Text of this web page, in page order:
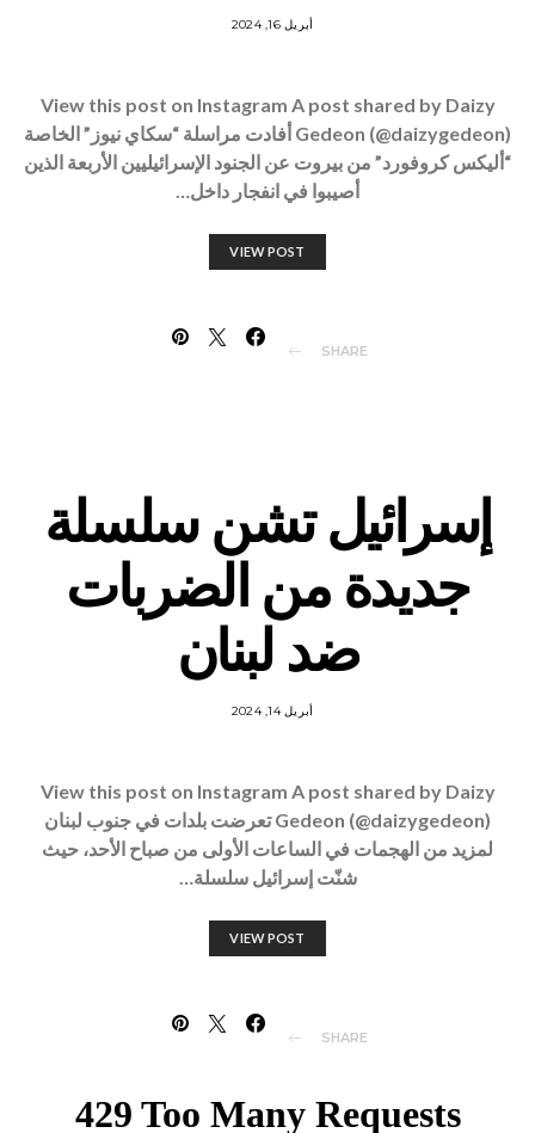
أبريل 16, 2024
View this post on Instagram A post shared by Daizy
Gedeon (@daizygedeon) أفادت مراسلة “سكاي نيوز” الخاصة
“أليكس كروفورد” من بيروت عن الجنود الإسرائيليين الأربعة الذين
أصيبوا في انفجار داخل…
VIEW POST
SHARE
إسرائيل تشن سلسلة
جديدة من الضربات
ضد لبنان
أبريل 14, 2024
View this post on Instagram A post shared by Daizy
Gedeon (@daizygedeon) تعرضت بلدات في جنوب لبنان
لمزيد من الهجمات في الساعات الأولى من صباح الأحد، حيث
شنّت إسرائيل سلسلة…
VIEW POST
SHARE